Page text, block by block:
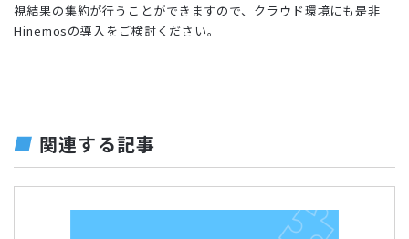
視結果の集約が行うことができますので、クラウド環境にも是非
Hinemosの導入をご検討ください。
関連する記事